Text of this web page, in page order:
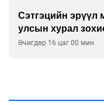
Сэтгэцийн эрүүл
улсын хурал
Өчигдөр 16 цаг 00 мин